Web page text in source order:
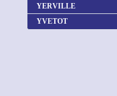
YERVILLE
YVETOT